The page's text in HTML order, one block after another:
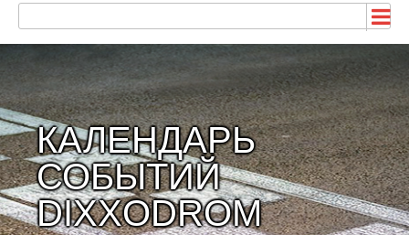
КАЛЕНДАРЬ
СОБЫТИЙ
DIXXODROM